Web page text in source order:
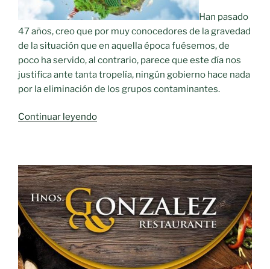
Han pasado
47 años, creo que por muy conocedores de la gravedad
de la situación que en aquella época fuésemos, de
poco ha servido, al contrario, parece que este día nos
justifica ante tanta tropelía, ningún gobierno hace nada
por la eliminación de los grupos contaminantes.
Continuar leyendo«Día
Ambiente»